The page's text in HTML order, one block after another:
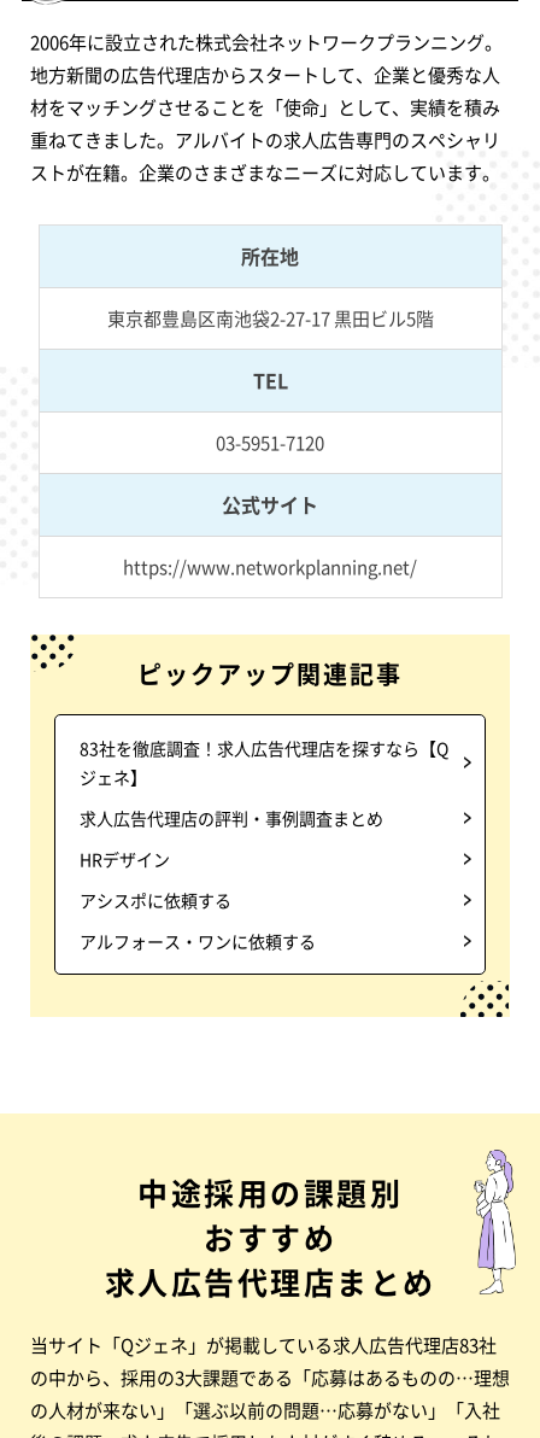
2006年に設立された株式会社ネットワークプランニング。
地方新聞の広告代理店からスタートして、企業と優秀な人
材をマッチングさせることを「使命」として、実績を積み
重ねてきました。アルバイトの求人広告専門のスペシャリ
ストが在籍。企業のさまざまなニーズに対応しています。
所在地
東京都豊島区南池袋2-27-17 黒田ビル5階
TEL
03-5951-7120
公式サイト
https://www.networkplanning.net/
ピックアップ関連記事
83社を徹底調査！求人広告代理店を探すなら【Q
ジェネ】
求人広告代理店の評判・事例調査まとめ
HRデザイン
アシスポに依頼する
アルフォース・ワンに依頼する
中途採用の課題別
おすすめ
求人広告代理店まとめ
当サイト「Qジェネ」が掲載している求人広告代理店83社
の中から、採用の3大課題である「応募はあるものの…理想
の人材が来ない」「選ぶ以前の問題…応募がない」「入社